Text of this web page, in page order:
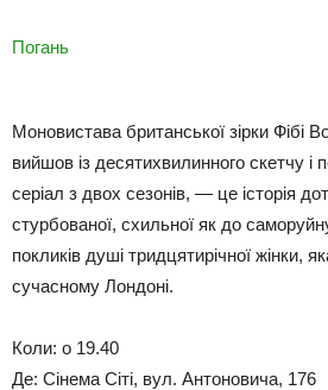
Погань
Моновистава британської зірки Фібі
вийшов із десятихвилинного скетчу і
серіал з двох сезонів, — це історія
стурбованої, схильної як до
покликів душі тридцятирічної жінки,
сучасному Лондоні.
Коли: о 19.40
Де: Сінема Сіті, вул. Антоновича, 176